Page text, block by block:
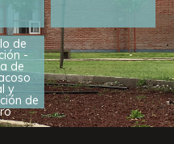
de
-
de
y
de